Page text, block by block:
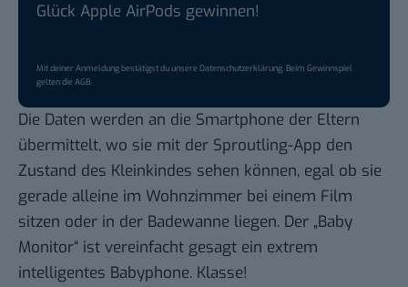
Glück Apple AirPods gewinnen!
Mit deiner Anmeldung bestätigst du unsereDatenschutzerklärung. Beim Gewinnspiel
gelten dieAGB.
Die Daten werden an die Smartphone der Eltern
übermittelt, wo sie mit der Sproutling-App den
Zustand des Kleinkindes sehen können, egal ob sie
gerade alleine im Wohnzimmer bei einem Film
sitzen oder in der Badewanne liegen. Der „Baby
Monitor“ ist vereinfacht gesagt ein extrem
intelligentes Babyphone. Klasse!